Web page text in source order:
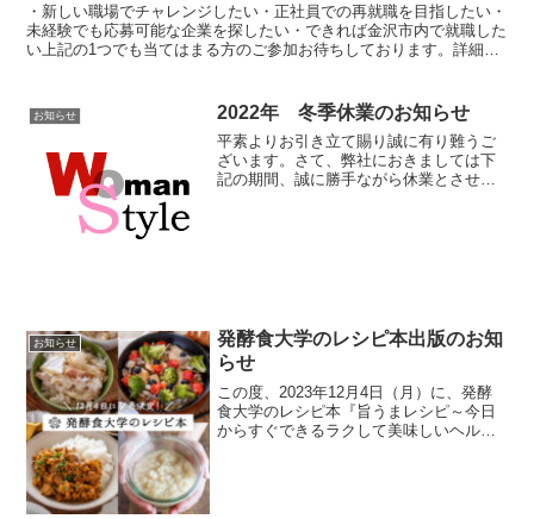
・新しい職場でチャレンジしたい・正社員での再就職を目指したい・
未経験でも応募可能な企業を探したい・できれば金沢市内で就職した
い上記の1つでも当てはまる方のご参加お待ちしております。詳細◆
お知らせ 2022年 冬季休業のお知らせ
平素よりお引き立て賜り誠に有り難うご
ざいます。さて、弊社におきましては下
記の期間、誠に勝手ながら休業とさせて
お知らせ
発酵食大学のレシピ本出版のお知
らせ
この度、2023年12月4日（月）に、発酵
食大学のレシピ本『旨うまレシピ～今日
からすぐできるラクして美味しいヘルシ